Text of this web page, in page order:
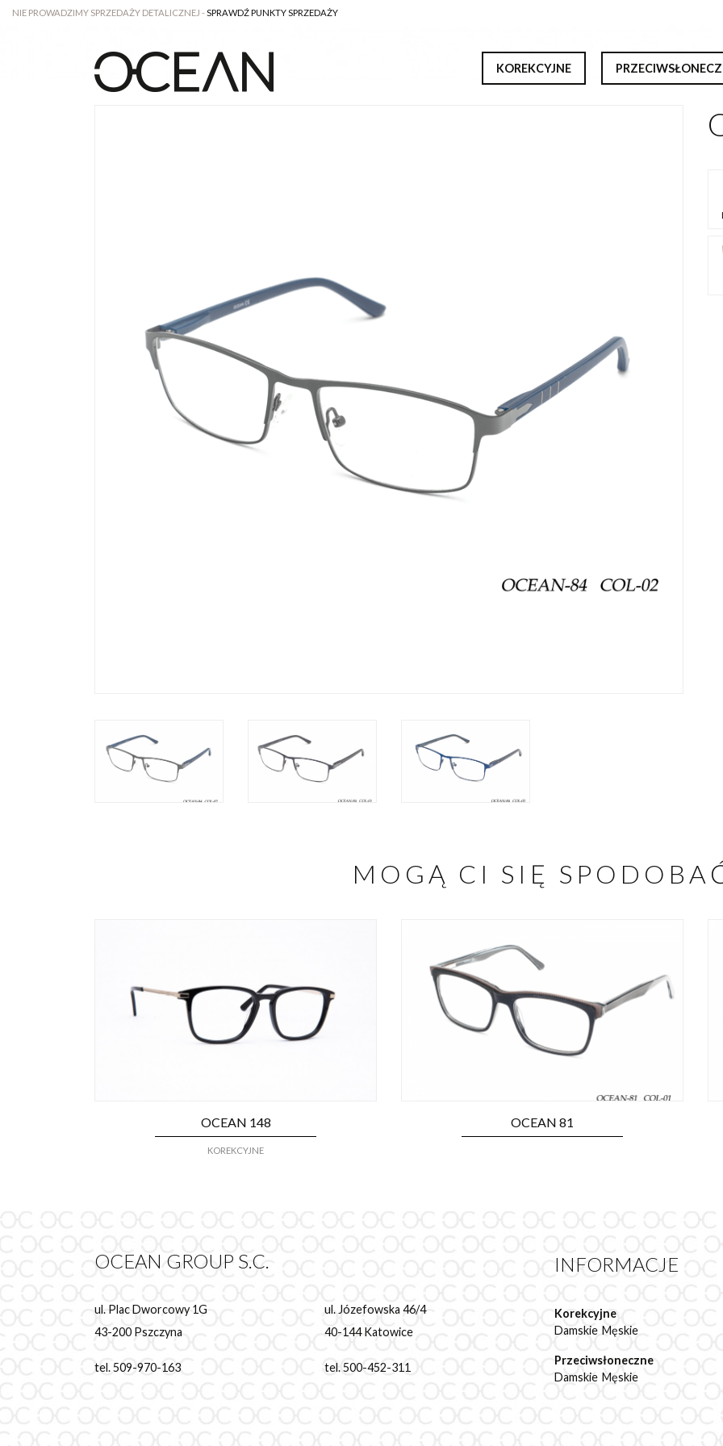
NIE PROWADZIMY SPRZEDAŻY DETALICZNEJ -SPRAWDŹ PUNKTY SPRZEDAŻY
KOREKCYJNE
MOGĄ CI SIĘ
OCEAN 148
KOREKCYJNE
OCEAN 81
OCEAN GROUP S.C.
ul. Plac Dworcowy 1G
43-200 Pszczyna
tel. 509-970-163
ul. Józefowska 46/4
40-144 Katowice
tel. 500-452-311
INFORMACJE
Korekcyjne
Damskie Męskie
Przeciwsłoneczne
Damskie Męskie